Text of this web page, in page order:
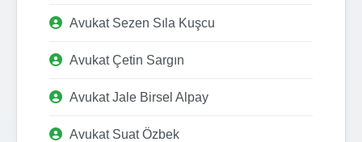
Avukat Sezen Sıla Kuşcu
Avukat Çetin Sargın
Avukat Jale Birsel Alpay
Avukat Suat Özbek